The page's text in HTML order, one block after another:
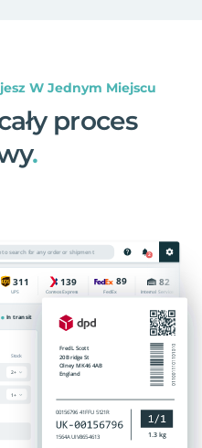
W Jednym Miejscu
proces
.